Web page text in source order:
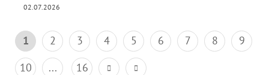
02.07.2026
1 2 3 4 5 6 7 8
9
10
... 16